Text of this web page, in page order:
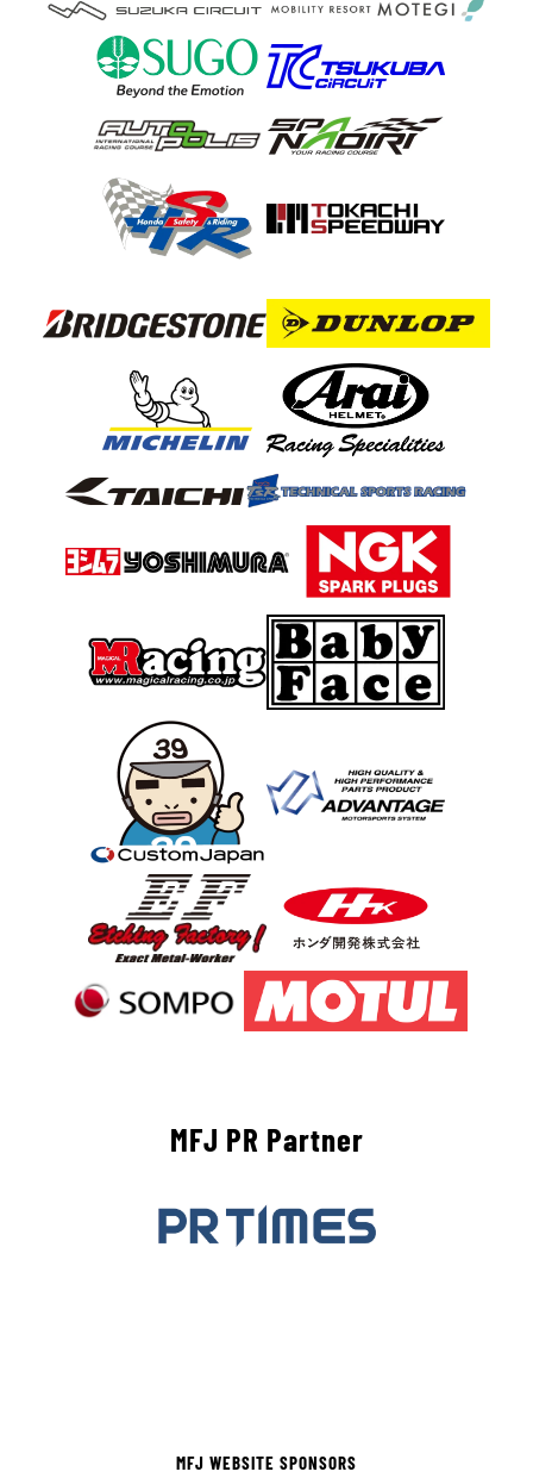
MFJ PR Partner
MFJ WEBSITE SPONSORS